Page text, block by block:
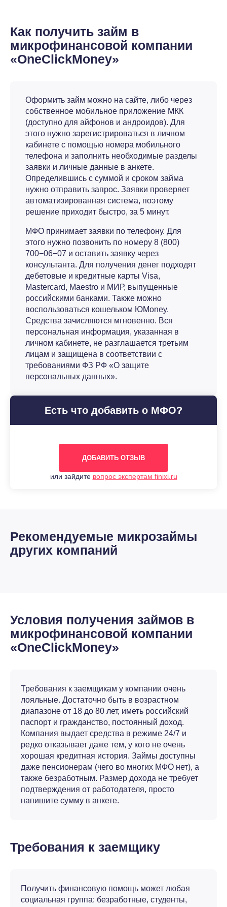
Как получить займ в
микрофинансовой компании
«OneClickMoney»
Оформить займ можно на сайте, либо через
собственное мобильное приложение МКК
(доступно для айфонов и андроидов). Для
этого нужно зарегистрироваться в личном
кабинете с помощью номера мобильного
телефона и заполнить необходимые разделы
заявки и личные данные в анкете.
Определившись с суммой и сроком займа
нужно отправить запрос. Заявки проверяет
автоматизированная система, поэтому
решение приходит быстро, за 5 минут.
МФО принимает заявки по телефону. Для
этого нужно позвонить по номеру 8 (800)
700−06−07 и оставить заявку через
консультанта. Для получения денег подходят
дебетовые и кредитные карты Visa,
Mastercard, Maestro и МИР, выпущенные
российскими банками. Также можно
воспользоваться кошельком ЮMoney.
Средства зачисляются мгновенно. Вся
персональная информация, указанная в
личном кабинете, не разглашается третьим
лицам и защищена в соответствии с
требованиями ФЗ РФ «О защите
персональных данных».
Есть что добавить о МФО?
ДОБАВИТЬ ОТЗЫВ
или зайдите вопрос экспертам finixi.ru
Рекомендуемые микрозаймы
других компаний
Условия получения займов в
микрофинансовой компании
«OneClickMoney»
Требования к заемщикам у компании очень
лояльные. Достаточно быть в возрастном
диапазоне от 18 до 80 лет, иметь российский
паспорт и гражданство, постоянный доход.
Компания выдает средства в режиме 24/7 и
редко отказывает даже тем, у кого не очень
хорошая кредитная история. Займы доступны
даже пенсионерам (чего во многих МФО нет), а
также безработным. Размер дохода не требует
подтверждения от работодателя, просто
напишите сумму в анкете.
Требования к заемщику
Получить финансовую помощь может любая
социальная группа: безработные, студенты,